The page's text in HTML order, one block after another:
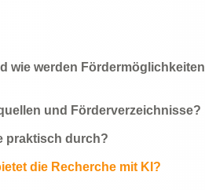
wie werden Fördermöglichkeiten
und Förderverzeichnisse?
praktisch durch?
die Recherche mit KI?